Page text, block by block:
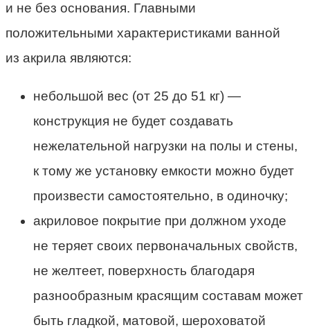
и не без основания. Главными
положительными характеристиками ванной
из акрила являются:
небольшой вес (от 25 до 51 кг) —
конструкция не будет создавать
нежелательной нагрузки на полы и стены,
к тому же установку емкости можно будет
произвести самостоятельно, в одиночку;
акриловое покрытие при должном уходе
не теряет своих первоначальных свойств,
не желтеет, поверхность благодаря
разнообразным красящим составам может
быть гладкой, матовой, шероховатой